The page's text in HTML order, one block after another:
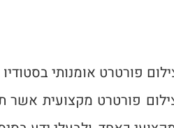
פורטרט אומנותי
פורטרט מקצועית